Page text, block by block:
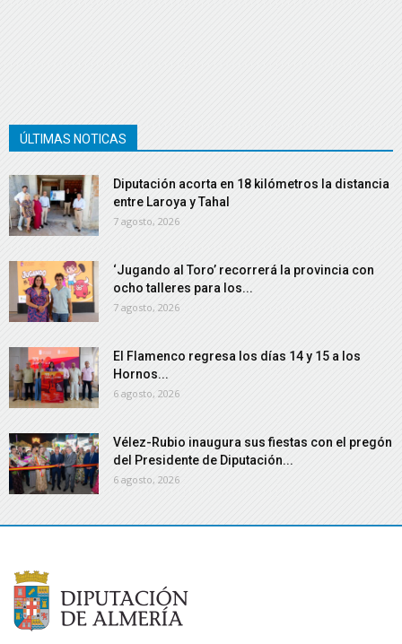
ÚLTIMAS NOTICAS
Diputación acorta en 18 kilómetros la distancia
entre Laroya y Tahal
7 agosto, 2026
‘Jugando al Toro’ recorrerá la provincia con
ocho talleres para los...
7 agosto, 2026
El Flamenco regresa los días 14 y 15 a los
Hornos...
6 agosto, 2026
Vélez-Rubio inaugura sus fiestas con el pregón
del Presidente de Diputación...
6 agosto, 2026